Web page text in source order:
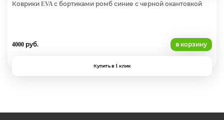
Коврики EVA с бортиками ромб синие с черной окантовкой
4000 руб. в корзину
Купить в 1 клик